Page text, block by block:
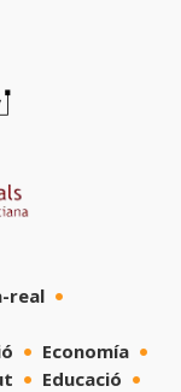
real
Economía
Educació